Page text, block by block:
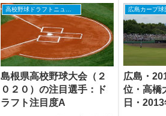
島根県高校野球大会（２
０２０）の注目選手：ド
ラフト注目度A
広島カープ
広島・
位・高橋
日・